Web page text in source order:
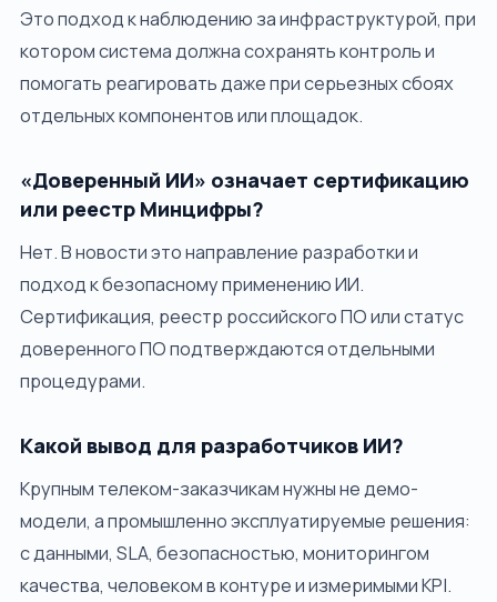
Это подход к наблюдению за инфраструктурой, при
котором система должна сохранять контроль и
помогать реагировать даже при серьезных сбоях
отдельных компонентов или площадок.
«Доверенный ИИ» означает сертификацию
или реестр Минцифры?
Нет. В новости это направление разработки и
подход к безопасному применению ИИ.
Сертификация, реестр российского ПО или статус
доверенного ПО подтверждаются отдельными
процедурами.
Какой вывод для разработчиков ИИ?
Крупным телеком-заказчикам нужны не демо-
модели, а промышленно эксплуатируемые решения:
с данными, SLA, безопасностью, мониторингом
качества, человеком в контуре и измеримыми KPI.